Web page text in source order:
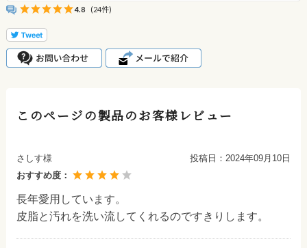
4.8 (24件)
このページの製品のお客様レビュー
さしす様 投稿日： 2024年09月10日
おすすめ度：
長年愛用しています。
皮脂と汚れを洗い流してくれるのですきりします。